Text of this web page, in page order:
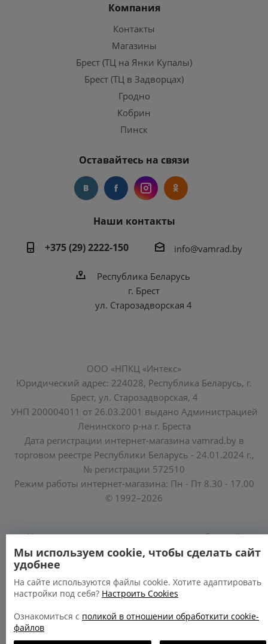
Компания
Контакты
Магазины
Брест (ТЦ на Янки Купалы)
Брест (ТЦ в Задворцах)
Гродно
Кобрин
Пинск
Оставайтесь на связи
Наши контакты
+375 (29) 2222-150
info@vamrad.by
Республика Беларусь
г. Брест
ул. Старозадворская 4
ООО «НПКЦ «Интекс»
Юридический адрес: 224028, Республика Беларусь, г.
Брест, ул. Старозадворская, 4
УНП 200004011 от 26.03.2001 выдано Администрацией
Ленинского р-на г. Бреста
Дата регистрации интернет-магазина vamrad.by в
торговом реестре Республики Беларусь - 24.01.2024 г.,
№ регистрации 572510
Режим работы интернет-магазина: Пн - Пт 8.30 - 17.00
© 1992–2026
Уполномоченные по защите прав потребителей
облисполкомов, Минского горисполкома:
https://www.mart.gov.by/activity/zashchita-prav-
potrebiteley/
БРЕСТСКАЯ ОБЛАСТЬ тел. (80162) 26 97 69;
Мы используем cookie, чтобы сделать сайт
удобнее
На сайте используются файлы cookie. Хотите адаптировать
настройки под себя? Настроить Cookies
Ознакомиться с поликой в отношении обработкити cookie-
файлов